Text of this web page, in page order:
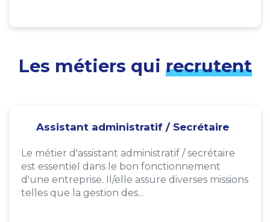
Les métiers qui recrutent
Assistant administratif / Secrétaire
Le métier d'assistant administratif / secrétaire
est essentiel dans le bon fonctionnement
d'une entreprise. Il/elle assure diverses missions
telles que la gestion des...